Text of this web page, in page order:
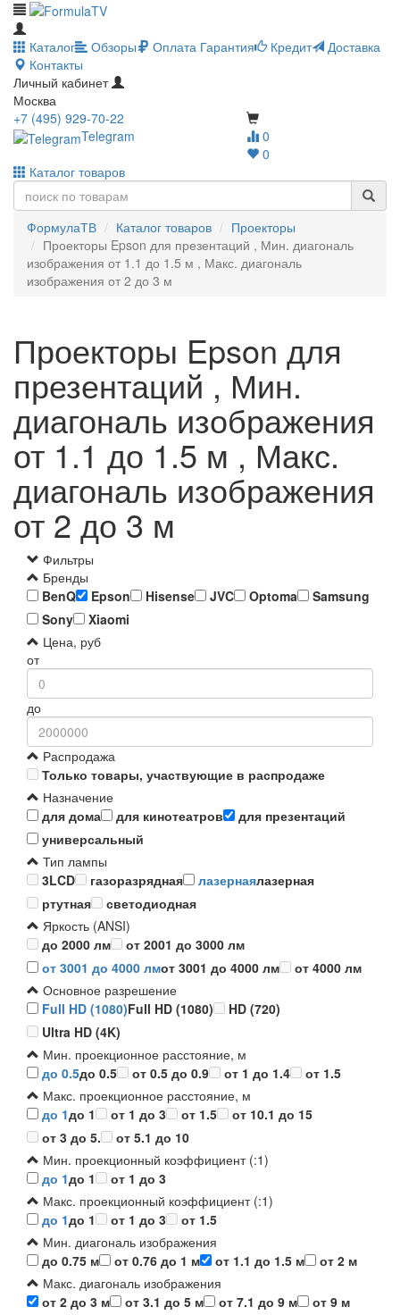
Каталог Обзоры Оплата Гарантия Кредит
Доставка
Контакты
Личный кабинет
Москва
0
0
+7 (495) 929-70-22
Telegram
Каталог товаров
ФормулаТВ Каталог товаров
Проекторы
Проекторы Epson для презентаций , Мин. диагональ
изображения от 1.1 до 1.5 м , Макс. диагональ
изображения от 2 до 3 м
Проекторы Epson для
презентаций , Мин.
диагональ изображения
от 1.1 до 1.5 м , Макс.
диагональ изображения
от 2 до 3 м
Фильтры
Бренды
BenQ
Epson Hisense JVC Optoma
Samsung
Sony
Xiaomi
Цена, руб
от
до
Распродажа
Только товары, участвующие в распродаже
Назначение
для дома
для кинотеатров
для презентаций
универсальный
Тип лампы
3LCD
газоразрядная лазернаялазерная
ртутная
светодиодная
Яркость (ANSI)
до 2000 лм
от 2001 до 3000 лм
от 3001 до 4000 лмот 3001 до 4000 лм
от 4000 лм
Основное разрешение
Full HD (1080)Full HD (1080)
HD (720)
Ultra HD (4K)
Мин. проекционное расстояние, м
до 0.5до 0.5 от 0.5 до 0.9 от 1 до 1.4
от 1.5
Макс. проекционное расстояние, м
до 1до 1 от 1 до 3 от 1.5
от 10.1 до 15
от 3 до 5.
от 5.1 до 10
Мин. проекционный коэффициент (:1)
до 1до 1
от 1 до 3
Макс. проекционный коэффициент (:1)
до 1до 1 от 1 до 3
от 1.5
Мин. диагональ изображения
до 0.75 м
от 0.76 до 1 м от 1.1 до 1.5 м
от 2 м
Макс. диагональ изображения
от 2 до 3 м
от 3.1 до 5 м от 7.1 до 9 м
от 9 м